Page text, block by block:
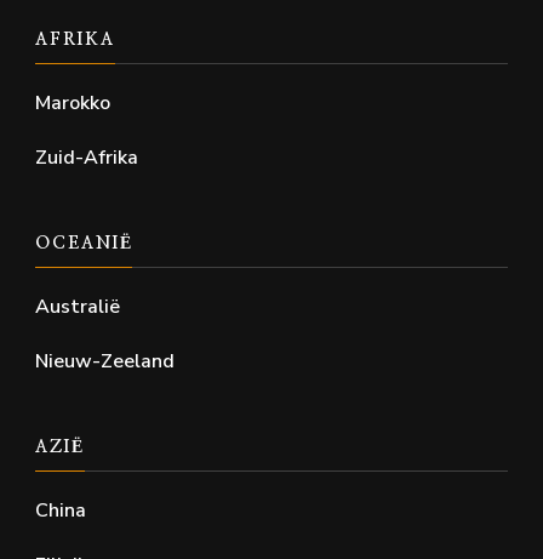
AFRIKA
Marokko
Zuid-Afrika
OCEANIË
Australië
Nieuw-Zeeland
AZIË
China